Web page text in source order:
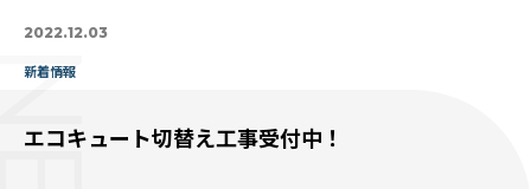
2022.12.03
新着情報
エコキュート切替え工事受付中！